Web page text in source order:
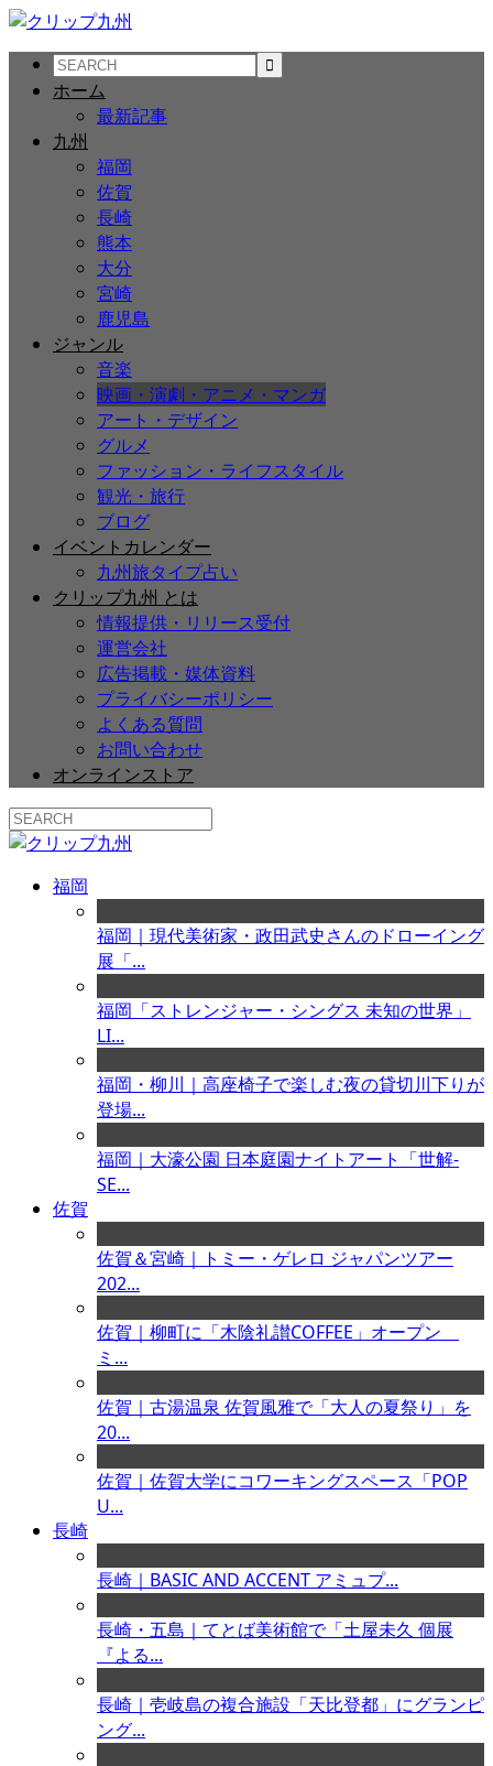
ホーム
最新記事
九州
福岡
佐賀
長崎
熊本
大分
宮崎
鹿児島
ジャンル
音楽
映画・演劇・アニメ・マンガ
アート・デザイン
グルメ
ファッション・ライフスタイル
観光・旅行
ブログ
イベントカレンダー
九州旅タイプ占い
クリップ九州 とは
情報提供・リリース受付
運営会社
広告掲載・媒体資料
プライバシーポリシー
よくある質問
お問い合わせ
オンラインストア
福岡
福岡｜現代美術家・政田武史さんのドローイング
展「...
福岡「ストレンジャー・シングス 未知の世界」
LI...
福岡・柳川｜高座椅子で楽しむ夜の貸切川下りが
登場...
福岡｜大濠公園 日本庭園ナイトアート「世解-
SE...
佐賀
佐賀＆宮崎｜トミー・ゲレロ ジャパンツアー
202...
佐賀｜柳町に「木陰礼讃COFFEE」オープン
ミ...
佐賀｜古湯温泉 佐賀風雅で「大人の夏祭り」を
20...
佐賀｜佐賀大学にコワーキングスペース「POP
U...
長崎
長崎｜BASIC AND ACCENT アミュプ...
長崎・五島｜てとば美術館で「土屋未久 個展
『よる...
長崎｜壱岐島の複合施設「天比登都」にグランピ
ング...